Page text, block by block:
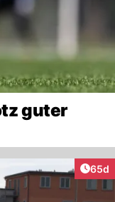
guter
65d